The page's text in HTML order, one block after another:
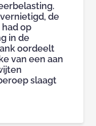
de
op
in de
oordeelt
van een aan
slaagt